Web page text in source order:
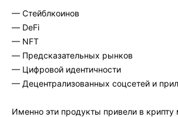
— Стейблкоинов
— DeFi
— NFT
— Предсказательных рынков
— Цифровой идентичности
— Децентрализованных соцсетей и
Именно эти продукты привели в